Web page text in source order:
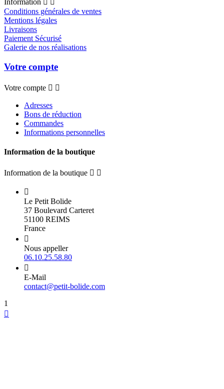
Information  
Conditions générales de ventes
Mentions légales
Livraisons
Paiement Sécurisé
Galerie de nos réalisations
Votre compte
Votre compte  
Adresses
Bons de réduction
Commandes
Informations personnelles
Information de la boutique
Information de la boutique  

Le Petit Bolide
37 Boulevard Carteret
51100 REIMS
France

Nous appeller
06.10.25.58.80

E-Mail
contact@petit-bolide.com
1
